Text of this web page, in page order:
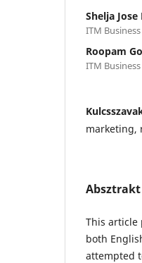
Shelja
ITM
Roopam
ITM
marketing,
Absztrakt
This article
both
attempted